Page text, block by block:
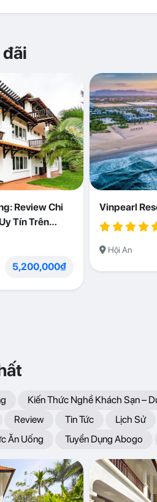
Review Chi
Tín Trên
5,200,000₫
Vinpearl
Hội An
Kiến Thức Nghề Khách Sạn –
Review Tin Tức Lịch Sử
Ăn Uống Tuyển Dụng Abogo